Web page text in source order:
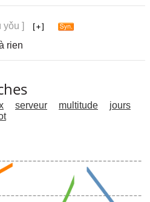
yǒu ]
rien
serveur multitude
jours